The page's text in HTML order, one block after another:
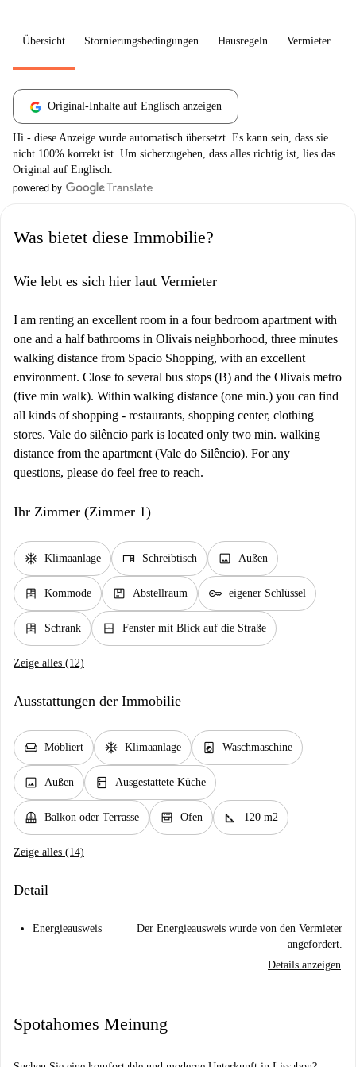
Übersicht Stornierungsbedingungen Hausregeln Vermieter
Original-Inhalte auf Englisch anzeigen
Hi - diese Anzeige wurde automatisch übersetzt. Es kann sein, dass sie
nicht 100% korrekt ist. Um sicherzugehen, dass alles richtig ist, lies das
Original auf Englisch.
Was bietet diese Immobilie?
Wie lebt es sich hier laut Vermieter
I am renting an excellent room in a four bedroom apartment with
one and a half bathrooms in Olivais neighborhood, three minutes
walking distance from Spacio Shopping, with an excellent
environment. Close to several bus stops (B) and the Olivais metro
(five min walk). Within walking distance (one min.) you can find
all kinds of shopping - restaurants, shopping center, clothing
stores. Vale do silêncio park is located only two min. walking
distance from the apartment (Vale do Silêncio). For any
questions, please do feel free to reach.
Ihr Zimmer (Zimmer 1)
ac_unit Klimaanlage desk Schreibtisch image Außen
dresser Kommode package Abstellraum key eigener Schlüssel
dresser Schrank window_closed Fenster mit Blick auf die Straße
Zeige alles (12)
Ausstattungen der Immobilie
chair Möbliert ac_unit Klimaanlage local_laundry_service Waschmaschine
image Außen kitchen Ausgestattete Küche
balcony Balkon oder Terrasse oven_gen Ofen square_foot 120 m2
Zeige alles (14)
Detail
Energieausweis
Der Energieausweis wurde von den Vermieter
angefordert.
Details anzeigen
Spotahomes Meinung